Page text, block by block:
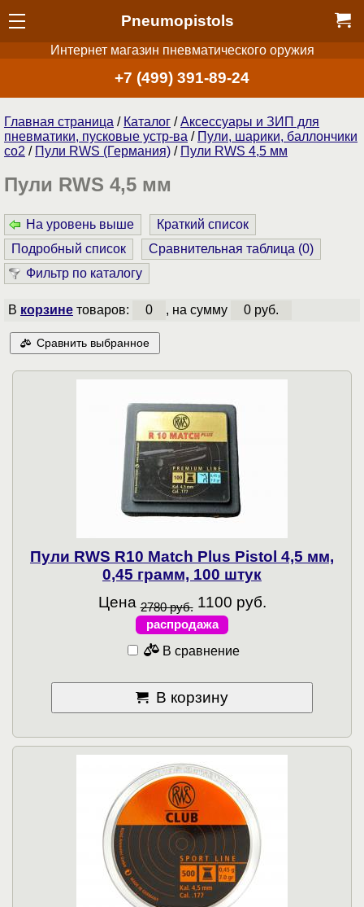
Pneumopistols
Интернет магазин пневматического оружия
+7 (499) 391-89-24
Главная страница / Каталог /Аксессуары и ЗИП для
пневматики, пусковые устр-ва / Пули, шарики, баллончики
со2 / Пули RWS (Германия) / Пули RWS 4,5 мм
Пули RWS 4,5 мм
На уровень выше
Краткий список
Подробный список
Сравнительная таблица (0)
Фильтр по каталогу
В корзинетоваров: 0 , на сумму 0 руб.
Сравнить выбранное
Пули RWS R10 Match Plus Pistol 4,5 мм,
0,45 грамм, 100 штук
Цена 2780 руб. 1100 руб.
распродажа
В сравнение
В корзину